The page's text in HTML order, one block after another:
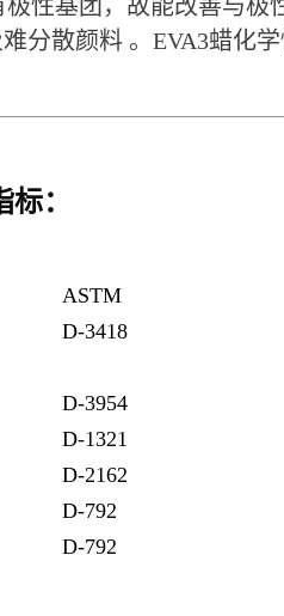
性基团，故能改善与极
分散颜料 。EVA3蜡化学
：
ASTM
D-3418
D-3954
D-1321
D-2162
D-792
D-792